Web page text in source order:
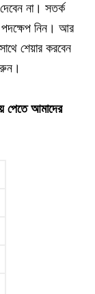
না। সতর্ক
পদক্ষেপ নিন। আর
শেয়ার করবেন
পেতে আমাদের